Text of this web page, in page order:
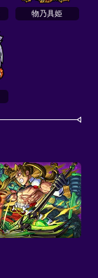
物乃具姫